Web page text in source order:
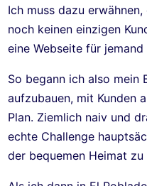
Ich muss dazu
noch keinen einzigen
eine Webseite für
So begann ich also mein
aufzubauen, mit Kunden
Plan. Ziemlich naiv und
echte Challenge
der bequemen Heimat zu